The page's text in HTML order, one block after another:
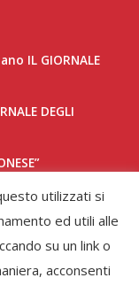
IL GIORNALE
DEGLI
SARDEGNA”
utilizzati si
ed utili alle
su un link o
acconsenti